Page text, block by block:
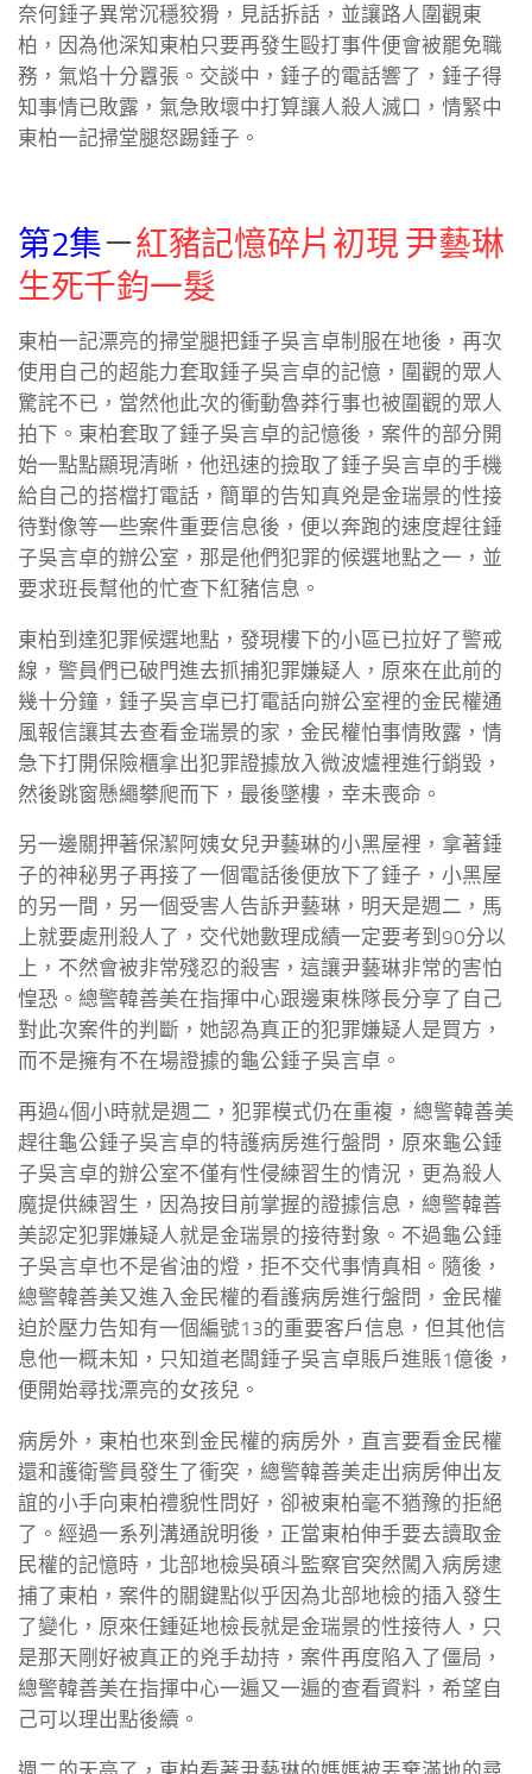
奈何錘子異常沉穩狡猾，見話拆話，並讓路人圍觀東
柏，因為他深知東柏只要再發生毆打事件便會被罷免職
務，氣焰十分囂張。交談中，錘子的電話響了，錘子得
知事情已敗露，氣急敗壞中打算讓人殺人滅口，情緊中
東柏一記掃堂腿怒踢錘子。
第2集－紅豬記憶碎片初現 尹藝琳
生死千鈞一髮
東柏一記漂亮的掃堂腿把錘子吳言卓制服在地後，再次
使用自己的超能力套取錘子吳言卓的記憶，圍觀的眾人
驚詫不已，當然他此次的衝動魯莽行事也被圍觀的眾人
拍下。東柏套取了錘子吳言卓的記憶後，案件的部分開
始一點點顯現清晰，他迅速的撿取了錘子吳言卓的手機
給自己的搭檔打電話，簡單的告知真兇是金瑞景的性接
待對像等一些案件重要信息後，便以奔跑的速度趕往錘
子吳言卓的辦公室，那是他們犯罪的候選地點之一，並
要求班長幫他的忙查下紅豬信息。
東柏到達犯罪候選地點，發現樓下的小區已拉好了警戒
線，警員們已破門進去抓捕犯罪嫌疑人，原來在此前的
幾十分鐘，錘子吳言卓已打電話向辦公室裡的金民權通
風報信讓其去查看金瑞景的家，金民權怕事情敗露，情
急下打開保險櫃拿出犯罪證據放入微波爐裡進行銷毀，
然後跳窗懸繩攀爬而下，最後墜樓，幸未喪命。
另一邊關押著保潔阿姨女兒尹藝琳的小黑屋裡，拿著錘
子的神秘男子再接了一個電話後便放下了錘子，小黑屋
的另一間，另一個受害人告訴尹藝琳，明天是週二，馬
上就要處刑殺人了，交代她數理成績一定要考到90分以
上，不然會被非常殘忍的殺害，這讓尹藝琳非常的害怕
惶恐。總警韓善美在指揮中心跟邊東株隊長分享了自己
對此次案件的判斷，她認為真正的犯罪嫌疑人是買方，
而不是擁有不在場證據的龜公錘子吳言卓。
再過4個小時就是週二，犯罪模式仍在重複，總警韓善美
趕往龜公錘子吳言卓的特護病房進行盤問，原來龜公錘
子吳言卓的辦公室不僅有性侵練習生的情況，更為殺人
魔提供練習生，因為按目前掌握的證據信息，總警韓善
美認定犯罪嫌疑人就是金瑞景的接待對象。不過龜公錘
子吳言卓也不是省油的燈，拒不交代事情真相。隨後，
總警韓善美又進入金民權的看護病房進行盤問，金民權
迫於壓力告知有一個編號13的重要客戶信息，但其他信
息他一概未知，只知道老闆錘子吳言卓賬戶進賬1億後，
便開始尋找漂亮的女孩兒。
病房外，東柏也來到金民權的病房外，直言要看金民權
還和護衛警員發生了衝突，總警韓善美走出病房伸出友
誼的小手向東柏禮貌性問好，卻被東柏毫不猶豫的拒絕
了。經過一系列溝通說明後，正當東柏伸手要去讀取金
民權的記憶時，北部地檢吳碩斗監察官突然闖入病房逮
捕了東柏，案件的關鍵點似乎因為北部地檢的插入發生
了變化，原來任鍾延地檢長就是金瑞景的性接待人，只
是那天剛好被真正的兇手劫持，案件再度陷入了僵局，
總警韓善美在指揮中心一遍又一遍的查看資料，希望自
己可以理出點後續。